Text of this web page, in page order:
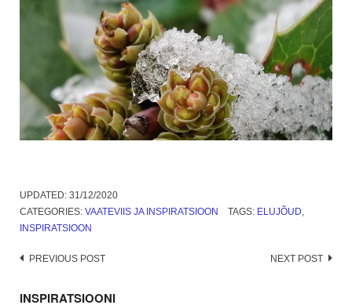
UPDATED: 31/12/2020
CATEGORIES: VAATEVIIS JA INSPIRATSIOON TAGS: ELUJÕUD,
INSPIRATSIOON
Post
PREVIOUS POST NEXT POST
INSPIRATSIOONI